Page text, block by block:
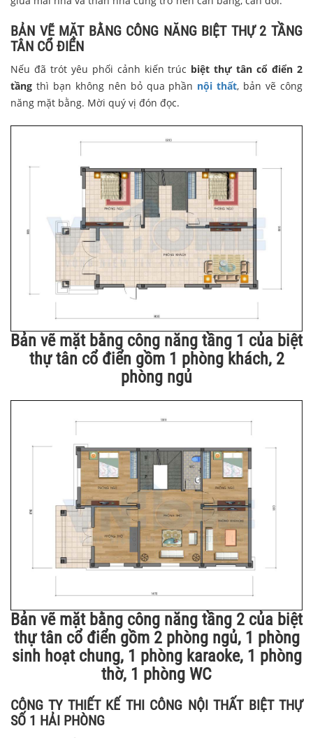
BẢN VẼ MẶT BẰNG CÔNG NĂNG BIỆT THỰ 2 TẦNG
TÂN CỔ ĐIỂN
Nếu đã trót yêu phối cảnh kiến trúc biệt thự tân cổ điển 2
tầng thì bạn không nên bỏ qua phần nội thất, bản vẽ công
năng mặt bằng. Mời quý vị đón đọc.
Bản vẽ mặt bằng công năng tầng 1 của biệt
thự tân cổ điển gồm 1 phòng khách, 2
phòng ngủ
Bản vẽ mặt bằng công năng tầng 2 của biệt
thự tân cổ điển gồm 2 phòng ngủ, 1 phòng
sinh hoạt chung, 1 phòng karaoke, 1 phòng
thờ, 1 phòng WC
CÔNG TY THIẾT KẾ THI CÔNG NỘI THẤT BIỆT THỰ
SỐ 1 HẢI PHÒNG